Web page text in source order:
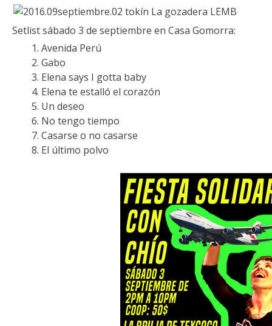
Setlist sábado 3 de septiembre en Casa Gomorra:
Avenida Perú
Gabo
Elena says I gotta baby
Elena te estalló el corazón
Un deseo
No tengo tiempo
Casarse o no casarse
El último polvo